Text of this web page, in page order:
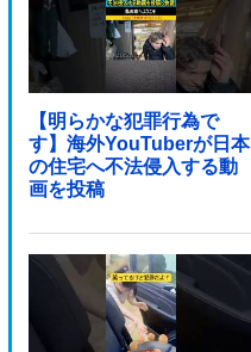
【明らかな犯罪行為で
す】海外YouTuberが日本
の住宅へ不法侵入する動
画を投稿